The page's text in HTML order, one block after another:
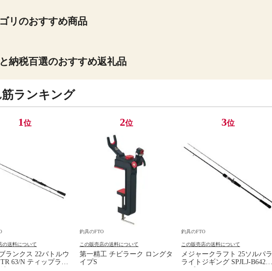
リのおすすめ商品
納税百選のおすすめ返礼品
ランキング
1位
の送料について
ランクス 22バトルウ
63/N ティップラン
2位
釣具のFTO
この販売店の送料について
第一精工 チビラーク ロングタ
イプS
3位
釣具のFTO
この販売店の送料について
メジャークラフト 25ソルパラ
ライトジギング SPJLJ-B642M